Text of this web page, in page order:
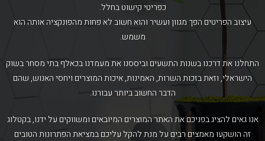
כפריטי קישוט בחלל.
עיצוב הפריטים הפך מגוון ועשיר והוא חשוב לא פחות מהפונקציה אותה הוא
משמש.
התחלנו את דרכנו בשנות התשעים וביססנו את מעמדנו בכאלף בתי מסחר בשוק
הישראלי, וזאת בזכות השרות, האמינות, איכות המוצרים ויחסי האנוש, שהם
הדבר החשוב ביותר עבורנו.
אנו גאים להציג בפניכם את האתר המוצרים המיובאים ומשווקים על ידנו, בקטלוג
זה הושקעו מאמצים רבים על מנת להקל עליכם במציאת הפתרונות הטובים